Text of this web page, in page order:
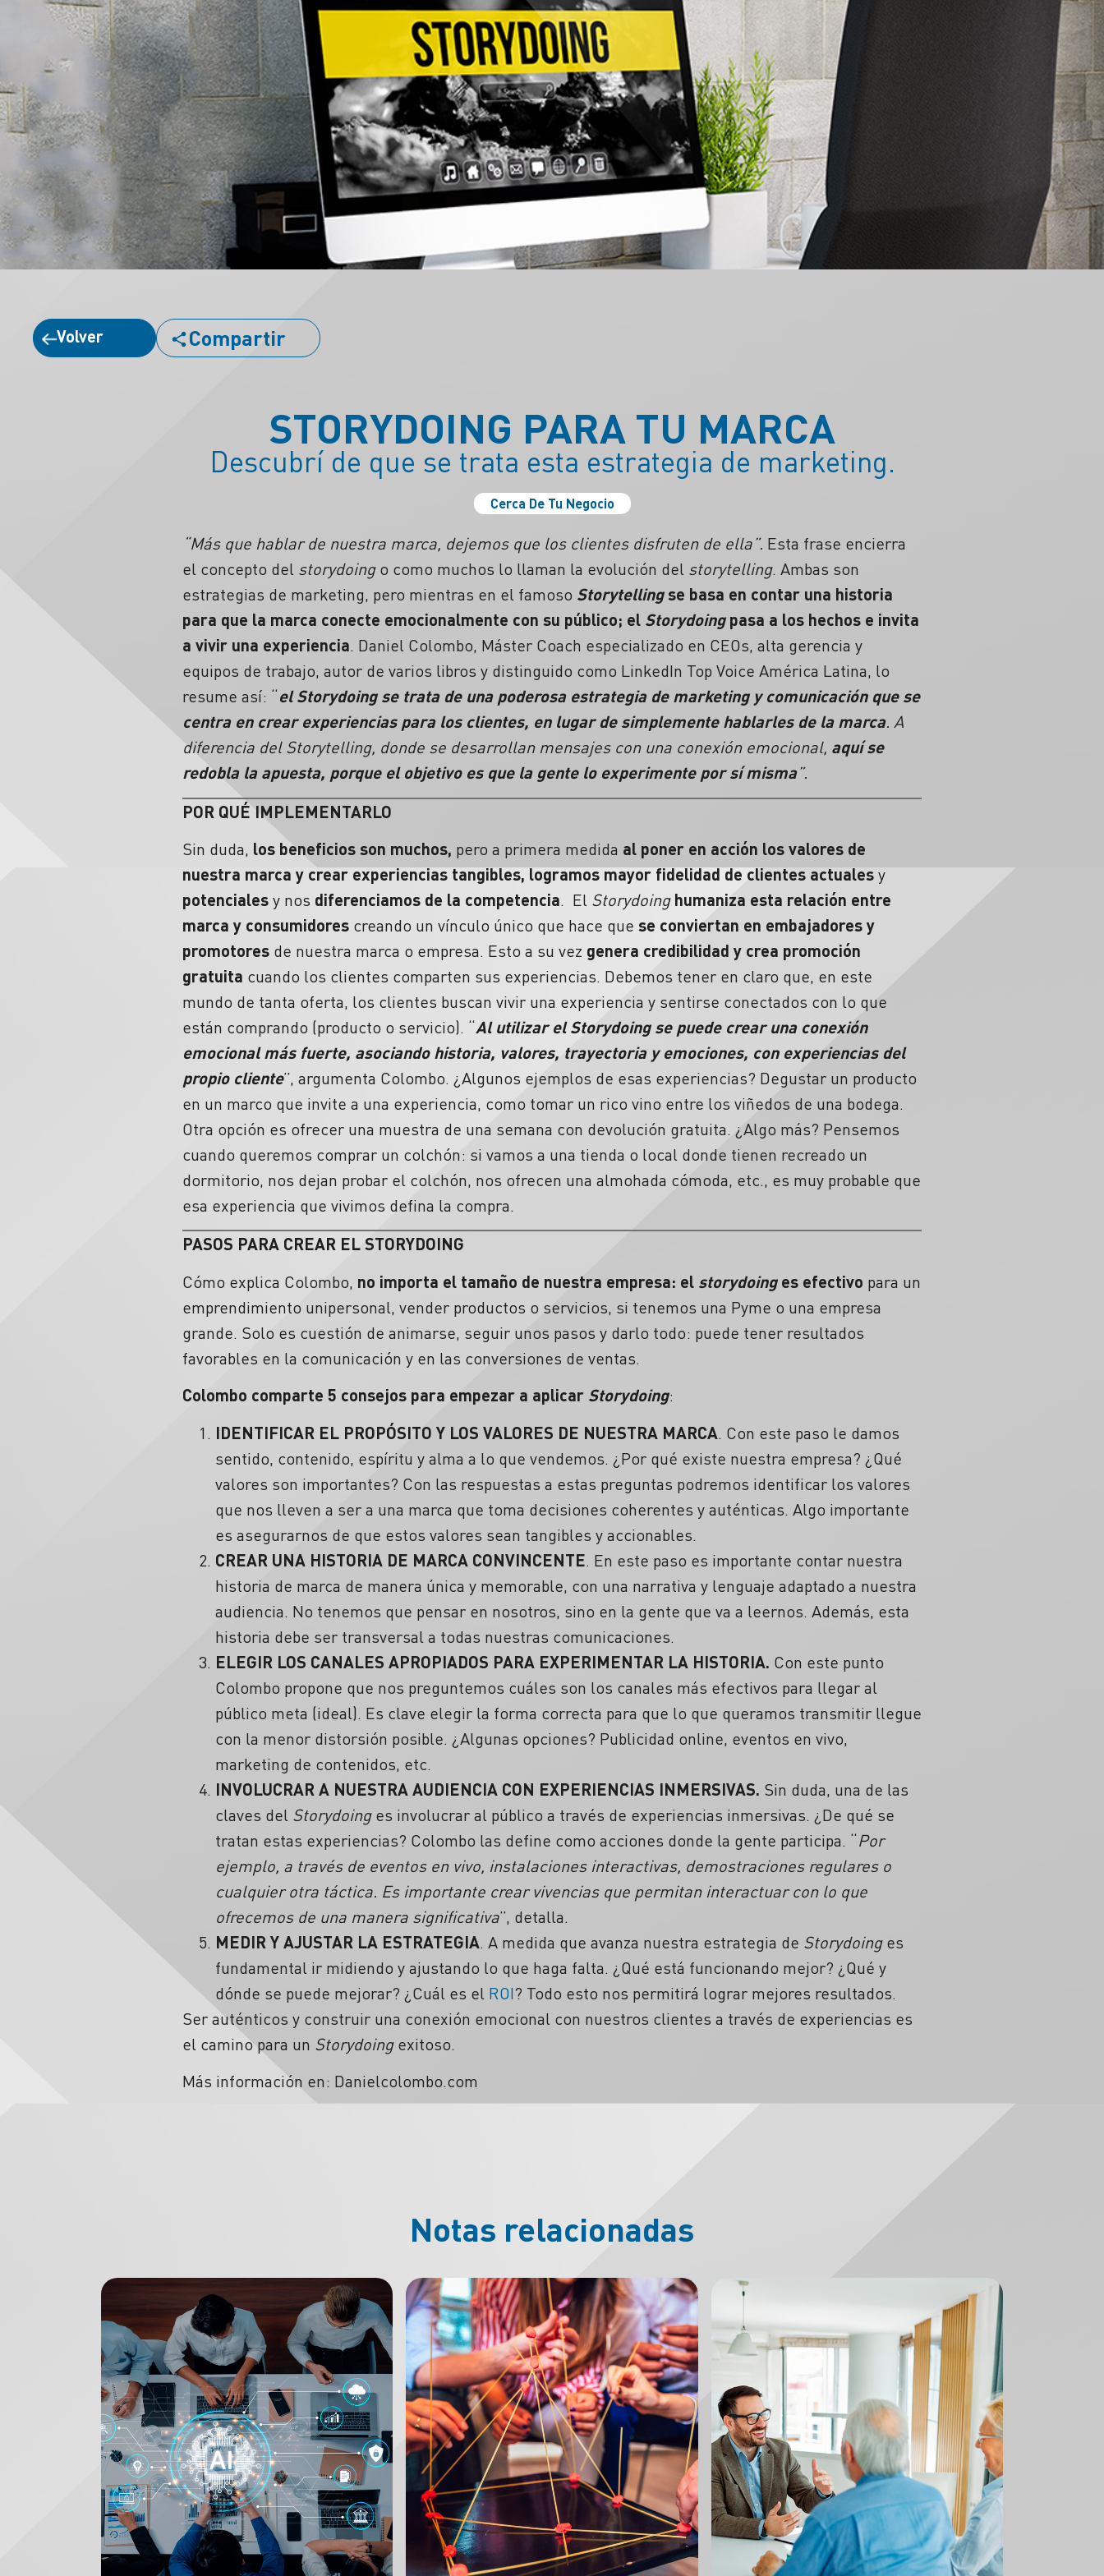
Volver Compartir
STORYDOING PARA TU MARCA
Descubrí de que se trata esta estrategia de marketing.
Cerca De Tu Negocio
“Más que hablar de nuestra marca, dejemos que los clientes disfruten de ella”. Esta frase encierra
el concepto del storydoingo como muchos lo llaman la evolución del storytelling. Ambas son
estrategias de marketing, pero mientras en el famoso Storytellingse basa en contar una historia
para que la marca conecte emocionalmente con su público; el Storydoingpasa a los hechos e invita
a vivir una experiencia. Daniel Colombo, Máster Coach especializado en CEOs, alta gerencia y
equipos de trabajo, autor de varios libros y distinguido como LinkedIn Top Voice América Latina, lo
resume así: “el Storydoing se trata de una poderosa estrategia de marketing y comunicación que se
centra en crear experiencias para los clientes, en lugar de simplemente hablarles de la marca. A
diferencia del Storytelling, donde se desarrollan mensajes con una conexión emocional, aquí se
redobla la apuesta, porque el objetivo es que la gente lo experimente por sí misma”.
POR QUÉ IMPLEMENTARLO
Sin duda, los beneficios son muchos, pero a primera medida al poner en acción los valores de
nuestra marca y crear experiencias tangibles, logramos mayor fidelidad de clientes actuales y
potenciales y nos diferenciamos de la competencia. El Storydoing humaniza esta relación entre
marca y consumidores creando un vínculo único que hace que se conviertan en embajadores y
promotores de nuestra marca o empresa. Esto a su vez genera credibilidad y crea promoción
gratuita cuando los clientes comparten sus experiencias. Debemos tener en claro que, en este
mundo de tanta oferta, los clientes buscan vivir una experiencia y sentirse conectados con lo que
están comprando (producto o servicio). “Al utilizar el Storydoing se puede crear una conexión
emocional más fuerte, asociando historia, valores, trayectoria y emociones, con experiencias del
propio cliente”, argumenta Colombo. ¿Algunos ejemplos de esas experiencias? Degustar un producto
en un marco que invite a una experiencia, como tomar un rico vino entre los viñedos de una bodega.
Otra opción es ofrecer una muestra de una semana con devolución gratuita. ¿Algo más? Pensemos
cuando queremos comprar un colchón: si vamos a una tienda o local donde tienen recreado un
dormitorio, nos dejan probar el colchón, nos ofrecen una almohada cómoda, etc., es muy probable que
esa experiencia que vivimos defina la compra.
PASOS PARA CREAR EL STORYDOING
Cómo explica Colombo, no importa el tamaño de nuestra empresa: el storydoinges efectivo para un
emprendimiento unipersonal, vender productos o servicios, si tenemos una Pyme o una empresa
grande. Solo es cuestión de animarse, seguir unos pasos y darlo todo: puede tener resultados
favorables en la comunicación y en las conversiones de ventas.
Colombo comparte 5 consejos para empezar a aplicar Storydoing:
IDENTIFICAR EL PROPÓSITO Y LOS VALORES DE NUESTRA MARCA. Con este paso le damos
sentido, contenido, espíritu y alma a lo que vendemos. ¿Por qué existe nuestra empresa? ¿Qué
valores son importantes? Con las respuestas a estas preguntas podremos identificar los valores
que nos lleven a ser a una marca que toma decisiones coherentes y auténticas. Algo importante
es asegurarnos de que estos valores sean tangibles y accionables.
CREAR UNA HISTORIA DE MARCA CONVINCENTE. En este paso es importante contar nuestra
historia de marca de manera única y memorable, con una narrativa y lenguaje adaptado a nuestra
audiencia. No tenemos que pensar en nosotros, sino en la gente que va a leernos. Además, esta
historia debe ser transversal a todas nuestras comunicaciones.
ELEGIR LOS CANALES APROPIADOS PARA EXPERIMENTAR LA HISTORIA. Con este punto
Colombo propone que nos preguntemos cuáles son los canales más efectivos para llegar al
público meta (ideal). Es clave elegir la forma correcta para que lo que queramos transmitir llegue
con la menor distorsión posible. ¿Algunas opciones? Publicidad online, eventos en vivo,
marketing de contenidos, etc.
INVOLUCRAR A NUESTRA AUDIENCIA CON EXPERIENCIAS INMERSIVAS. Sin duda, una de las
claves del Storydoinges involucrar al público a través de experiencias inmersivas. ¿De qué se
tratan estas experiencias? Colombo las define como acciones donde la gente participa. “Por
ejemplo, a través de eventos en vivo, instalaciones interactivas, demostraciones regulares o
cualquier otra táctica. Es importante crear vivencias que permitan interactuar con lo que
ofrecemos de una manera significativa”, detalla.
MEDIR Y AJUSTAR LA ESTRATEGIA. A medida que avanza nuestra estrategia de Storydoing es
fundamental ir midiendo y ajustando lo que haga falta. ¿Qué está funcionando mejor? ¿Qué y
dónde se puede mejorar? ¿Cuál es el ROI? Todo esto nos permitirá lograr mejores resultados.
Ser auténticos y construir una conexión emocional con nuestros clientes a través de experiencias es
el camino para un Storydoingexitoso.
Más información en: Danielcolombo.com
Notas relacionadas